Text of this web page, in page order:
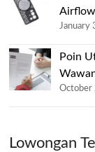
January
Poin
October
Lowongan